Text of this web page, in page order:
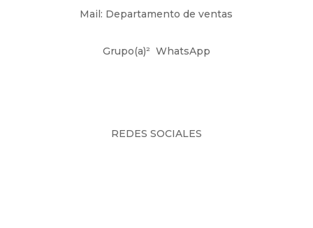
Mail: Departamento de ventas
Grupo(a)² WhatsApp
REDES SOCIALES